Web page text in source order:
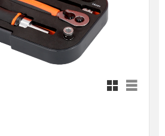
Rutnätsvy
Listvy